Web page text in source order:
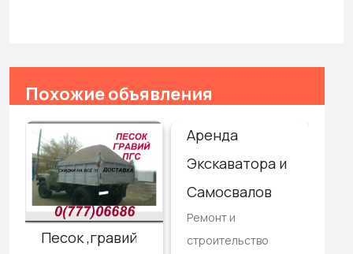
Похожие объявления
Песок ,гравий
Аренда
Экскаватора и
Самосвалов
Ремонт и
строительство